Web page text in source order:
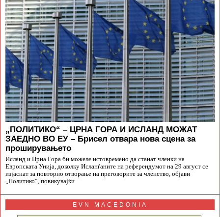
„ПОЛИТИКО“ – ЦРНА ГОРА И ИСЛАНД МОЖАТ
ЗАЕДНО ВО ЕУ – Брисел отвара нова сцена за
проширувањето
Исланд и Црна Гора би можеле истовремено да станат членки на
Европската Унија, доколку Исланѓаните на референдумот на 29 август се
изјаснат за повторно отворање на преговорите за членство, објави
„Политико“, повикувајќи
EVN MACEDONIA